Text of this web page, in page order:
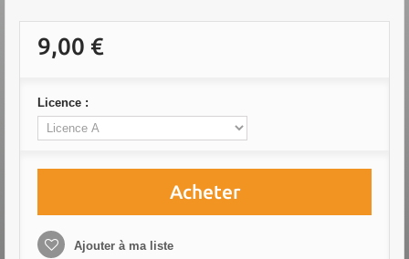
9,00 €
Licence :
Acheter
Ajouter à ma liste